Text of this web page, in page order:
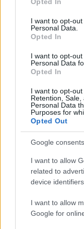
use your data for
consent section.
I want to opt-
Personal Data.
Opted In
I want to opt-
Personal Data
Opted In
I want to opt-out
Retention,
Personal Data
Purposes for
Opted Out
Google consents
I want to allow
related to
device
I want to allow
Google for
Η Toyota φέρνει νέα
μπαταριών για τα
Νέο Audi A2 e-tron
αποδοτικότητας
Εθνική Νεανίδων: Με
Βουλγαρία για τις